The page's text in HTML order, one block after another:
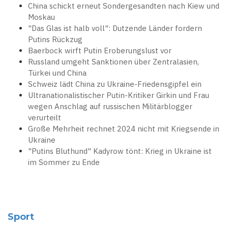
China schickt erneut Sondergesandten nach Kiew und
Moskau
"Das Glas ist halb voll": Dutzende Länder fordern
Putins Rückzug
Baerbock wirft Putin Eroberungslust vor
Russland umgeht Sanktionen über Zentralasien,
Türkei und China
Schweiz lädt China zu Ukraine-Friedensgipfel ein
Ultranationalistischer Putin-Kritiker Girkin und Frau
wegen Anschlag auf russischen Militärblogger
verurteilt
Große Mehrheit rechnet 2024 nicht mit Kriegsende in
Ukraine
"Putins Bluthund" Kadyrow tönt: Krieg in Ukraine ist
im Sommer zu Ende
Sport